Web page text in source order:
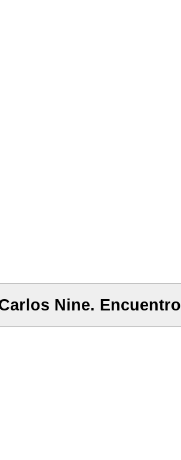
Nine. Encuentro